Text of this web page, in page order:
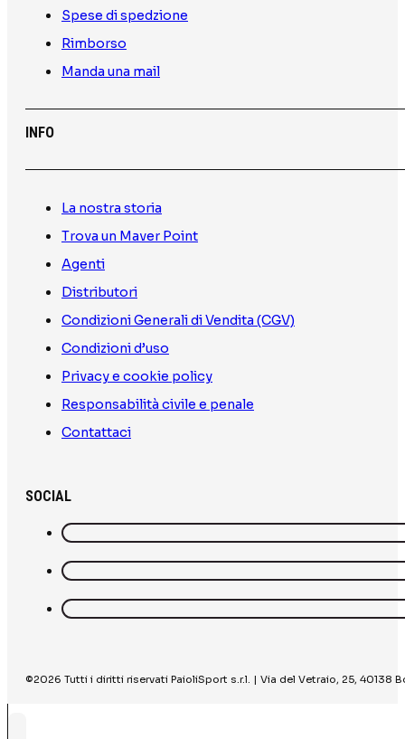
Spese di spedzione
Rimborso
Manda una mail
INFO
La nostra storia
Trova un Maver Point
Agenti
Distributori
Condizioni Generali di Vendita (CGV)
Condizioni d’uso
Privacy e cookie policy
Responsabilità civile e penale
Contattaci
SOCIAL
©2026 Tutti i diritti riservati PaioliSport s.r.l. | Via del Vetraio, 25, 40138